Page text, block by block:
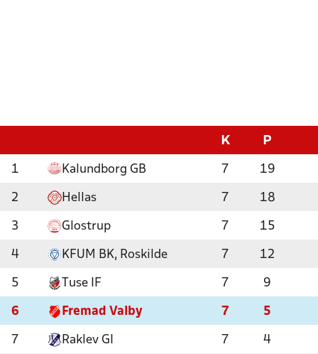
K P
1 Kalundborg GB 7 19
2 Hellas 7 18
3 Glostrup 7 15
4 KFUM BK, Roskilde 7 12
5 Tuse IF 7 9
6 Fremad Valby 7 5
7 Raklev GI 7 4